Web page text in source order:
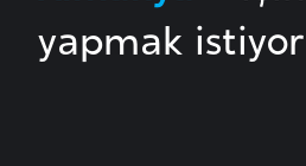
yapmak
B